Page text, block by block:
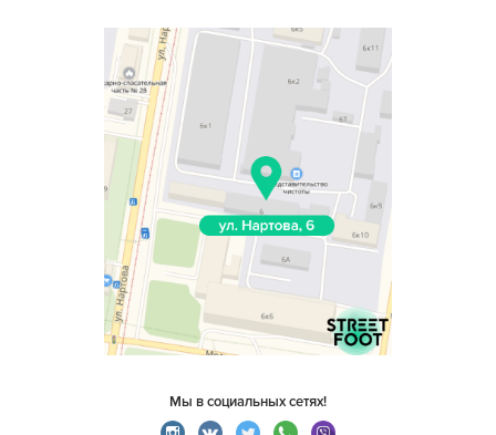
Мы в социальных сетях!